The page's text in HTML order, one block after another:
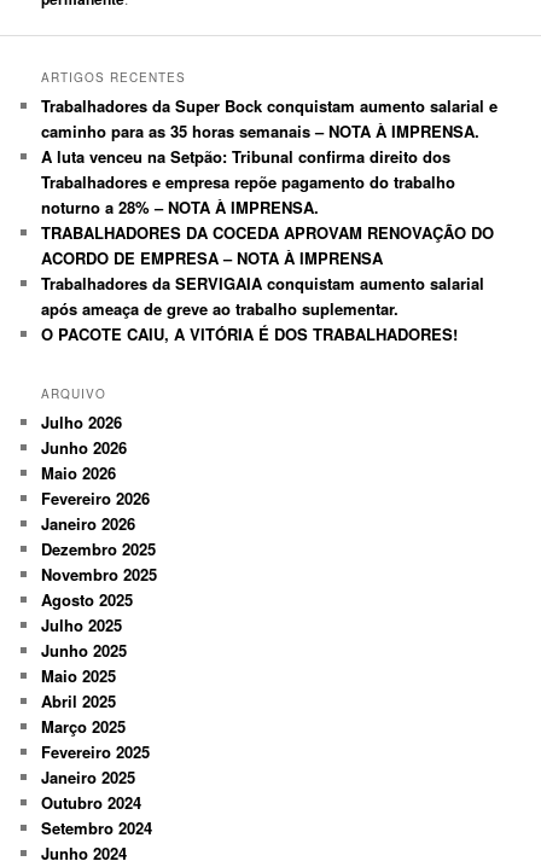
ARTIGOS RECENTES
Trabalhadores da Super Bock conquistam aumento salarial e
caminho para as 35 horas semanais – NOTA À IMPRENSA.
A luta venceu na Setpão: Tribunal confirma direito dos
Trabalhadores e empresa repõe pagamento do trabalho
noturno a 28% – NOTA À IMPRENSA.
TRABALHADORES DA COCEDA APROVAM RENOVAÇÃO DO
ACORDO DE EMPRESA – NOTA À IMPRENSA
Trabalhadores da SERVIGAIA conquistam aumento salarial
após ameaça de greve ao trabalho suplementar.
O PACOTE CAIU, A VITÓRIA É DOS TRABALHADORES!
ARQUIVO
Julho 2026
Junho 2026
Maio 2026
Fevereiro 2026
Janeiro 2026
Dezembro 2025
Novembro 2025
Agosto 2025
Julho 2025
Junho 2025
Maio 2025
Abril 2025
Março 2025
Fevereiro 2025
Janeiro 2025
Outubro 2024
Setembro 2024
Junho 2024